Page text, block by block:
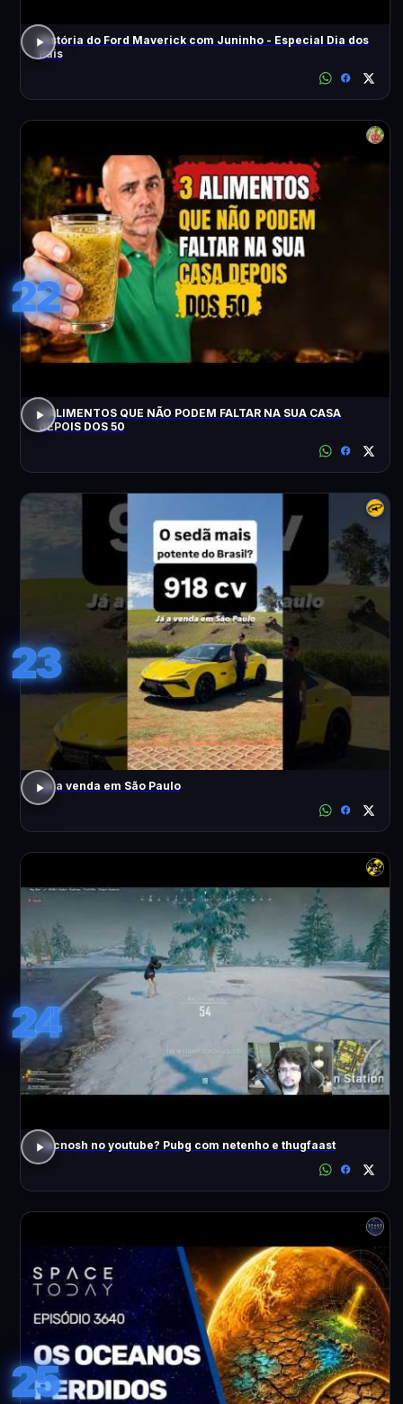
História do Ford Maverick com Juninho - Especial Dia dos
Pais
22
3 ALIMENTOS QUE NÃO PODEM FALTAR NA SUA CASA
DEPOIS DOS 50
23
Já a venda em São Paulo
24
Tecnosh no youtube? Pubg com netenho e thugfaast
25